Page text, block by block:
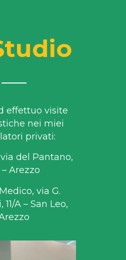
effettuo visite
nei miei
privati:
del Pantano,
Arezzo
via G.
A – San Leo,